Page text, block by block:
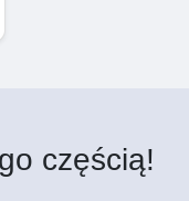
częścią!